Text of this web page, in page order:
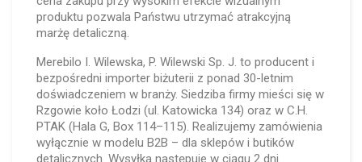
produktu pozwala Państwu utrzymać atrakcyjną
marżę detaliczną.
Merebilo I. Wilewska, P. Wilewski Sp. J. to producent i
bezpośredni importer biżuterii z ponad 30-letnim
doświadczeniem w branży. Siedziba firmy mieści się w
Rzgowie koło Łodzi (ul. Katowicka 134) oraz w C.H.
PTAK (Hala G, Box 114–115). Realizujemy zamówienia
wyłącznie w modelu B2B – dla sklepów i butików
detalicznych. Wysyłka następuje w ciągu 2 dni